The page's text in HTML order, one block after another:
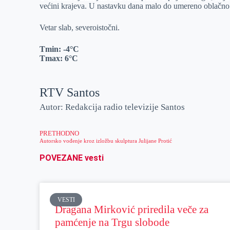
p
l
većini krajeva. U nastavku dana malo do umereno
Vetar slab, severoistočni.
Tmin: -4°C
Tmax: 6°C
RTV Santos
Autor: Redakcija radio televizije Santos
PRETHODNO
Autorsko vođenje kroz izložbu skulptura Julijane Protić
POVEZANE vesti
VESTI
Dragana Mirković priredila veče za
pamćenje na Trgu slobode